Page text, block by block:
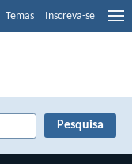
Temas Inscreva-se